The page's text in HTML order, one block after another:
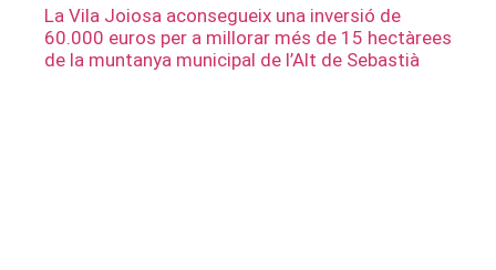
La Vila Joiosa aconsegueix una inversió de
60.000 euros per a millorar més de 15 hectàrees
de la muntanya municipal de l’Alt de Sebastià